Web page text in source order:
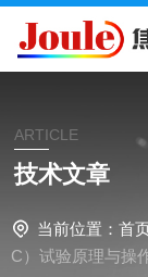
ARTICLE
技术文章
当前位置： 首
C）试验原理与操